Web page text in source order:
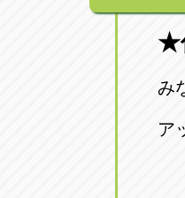
アップル
愛知県一
アップル
愛知県春
★
み
ア